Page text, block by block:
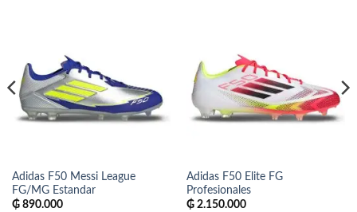
Adidas F50 Messi League
FG/MG Estandar
₲890.000
Adidas F50 Elite FG
Profesionales
₲2.150.000